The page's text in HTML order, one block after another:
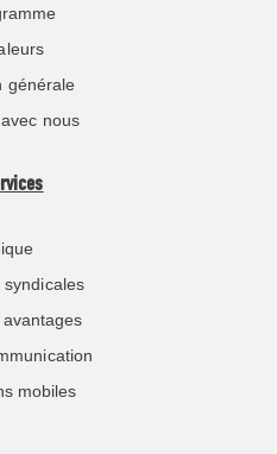
générale
nous
syndicales
mobiles